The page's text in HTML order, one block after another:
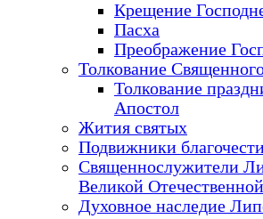
Крещение
Пасха
Преображение
Толкование
Толкование
Апостол
Жития святых
Подвижники
Священнослужители
Великой
Духовное наследие